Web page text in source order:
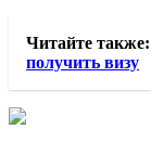
Читайте также:
получить визу